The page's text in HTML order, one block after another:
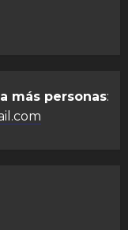
más personas: